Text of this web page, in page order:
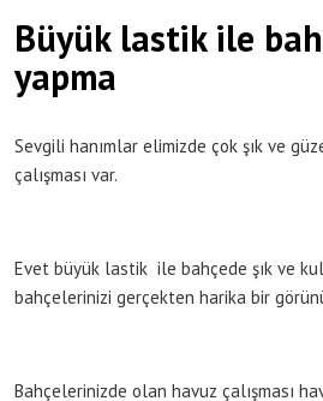
Büyük lastik ile
yapma
Sevgili hanımlar elimizde çok şık ve
çalışması var.
Evet büyük lastik ile bahçede şık ve
bahçelerinizi gerçekten harika bir
Bahçelerinizde olan havuz çalışması